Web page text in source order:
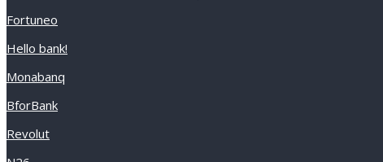
Fortuneo
Hello bank!
Monabanq
BforBank
Revolut